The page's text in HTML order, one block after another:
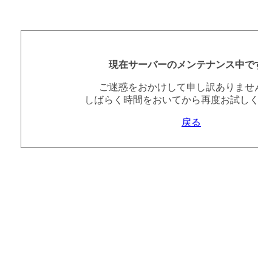
現在サーバーのメンテナンス中で
ご迷惑をおかけして申し訳ありませ
しばらく時間をおいてから再度お試しく
戻る